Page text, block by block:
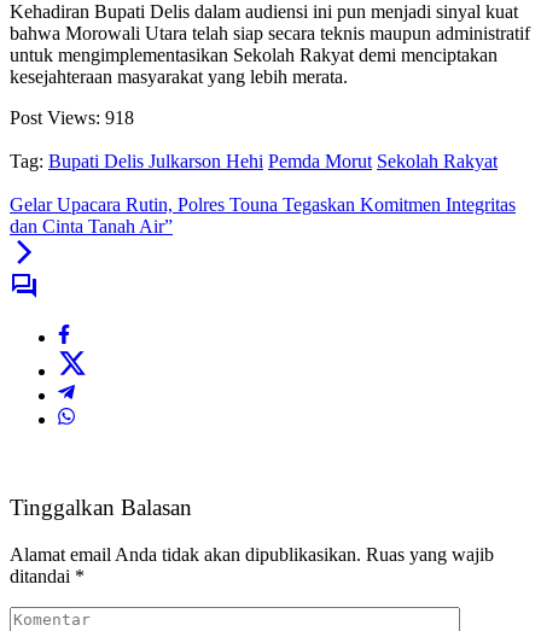
Kehadiran Bupati Delis dalam audiensi ini pun menjadi sinyal kuat
bahwa Morowali Utara telah siap secara teknis maupun administratif
untuk mengimplementasikan Sekolah Rakyat demi menciptakan
kesejahteraan masyarakat yang lebih merata.
Post Views: 918
Tag: Bupati Delis Julkarson Hehi Pemda Morut Sekolah Rakyat
Gelar Upacara Rutin, Polres Touna Tegaskan Komitmen Integritas
dan Cinta Tanah Air”
Tinggalkan Balasan
Alamat email Anda tidak akan dipublikasikan. Ruas yang wajib
ditandai *